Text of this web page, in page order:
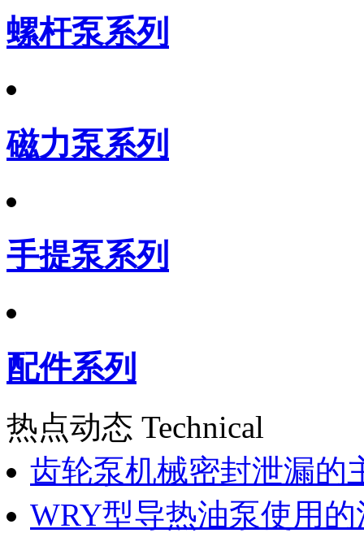
螺杆泵系列
磁力泵系列
手提泵系列
配件系列
热点动态 Technical
齿轮泵机械密封泄漏的
WRY型导热油泵使用